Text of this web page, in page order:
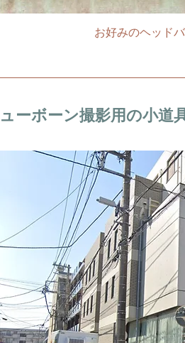
お好みのヘッド
ーボーン撮影用の小道